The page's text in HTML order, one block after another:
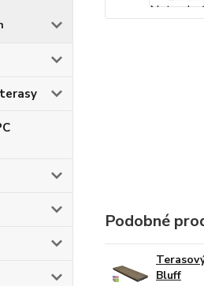
Podobné
Bluff